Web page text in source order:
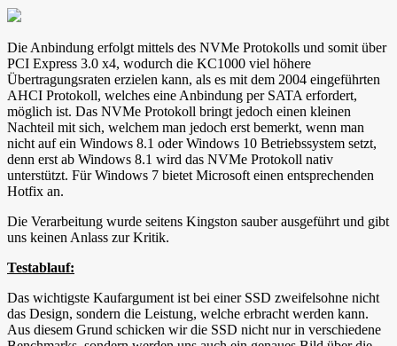
Die Anbindung erfolgt mittels des NVMe Protokolls und somit über
PCI Express 3.0 x4, wodurch die KC1000 viel höhere
Übertragungsraten erzielen kann, als es mit dem 2004 eingeführten
AHCI Protokoll, welches eine Anbindung per SATA erfordert,
möglich ist. Das NVMe Protokoll bringt jedoch einen kleinen
Nachteil mit sich, welchem man jedoch erst bemerkt, wenn man
nicht auf ein Windows 8.1 oder Windows 10 Betriebssystem setzt,
denn erst ab Windows 8.1 wird das NVMe Protokoll nativ
unterstützt. Für Windows 7 bietet Microsoft einen entsprechenden
Hotfix an.
Die Verarbeitung wurde seitens Kingston sauber ausgeführt und gibt
uns keinen Anlass zur Kritik.
Testablauf:
Das wichtigste Kaufargument ist bei einer SSD zweifelsohne nicht
das Design, sondern die Leistung, welche erbracht werden kann.
Aus diesem Grund schicken wir die SSD nicht nur in verschiedene